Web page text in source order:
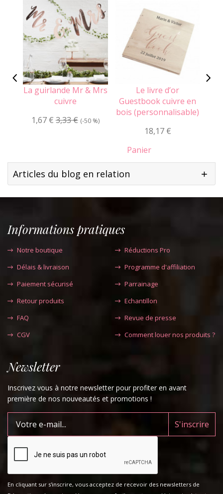
La guirlande Mr & Mrs
cuivre
1,67 € 3,33 € (-50 %)
Le livre d’or
Guestbook cuivre en
bois (personnalisable)
18,17 €
Panier
Articles du blog en relation
Informations pratiques
Notre boutique
Délais & livraison
Paiement sécurisé
Retour produits
FAQ
CGV
Réductions Pro
Programme d'affiliation
Parrainage
Echantillon
Revue de presse
Comment louer nos produits ?
Newsletter
Inscrivez vous à notre newsletter pour profiter en avant
première de nos nouveautés et promotions !
En cliquant sur s'inscrire, vous acceptez de recevoir des newsletters de